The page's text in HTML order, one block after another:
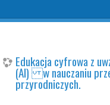
Edukacja cyfrowa z
(AI) w nauczaniu
przyrodniczych.